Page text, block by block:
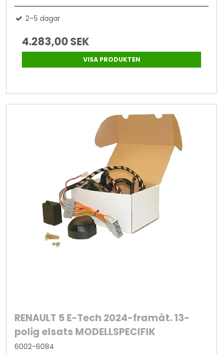
2–5 dagar
4.283,00 SEK
VISA PRODUKTEN
RENAULT 5 E-Tech 2024-framåt. 13-
polig elsats MODELLSPECIFIK
6002-6084